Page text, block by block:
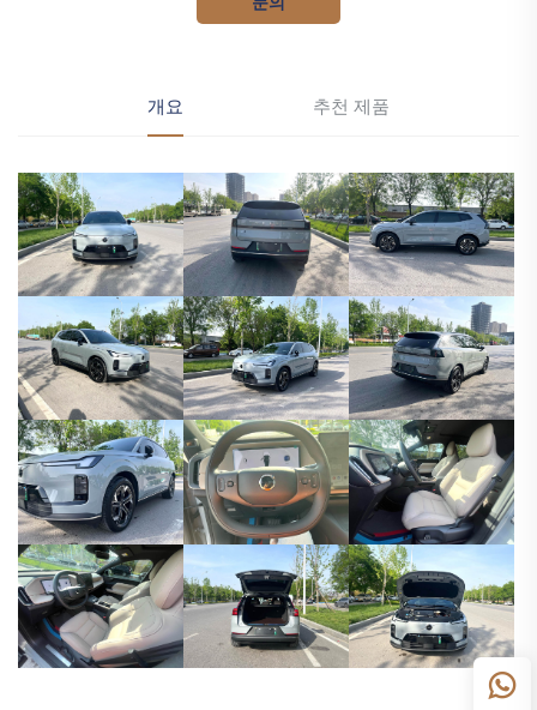
개요 추천 제품